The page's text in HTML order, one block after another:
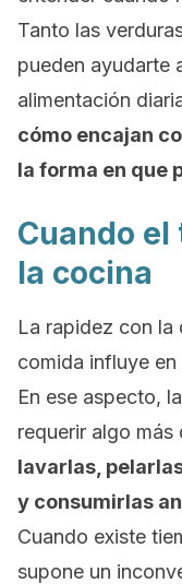
Tanto las
pueden ayudarte
alimentación
cómo encajan
la forma en que
Cuando
la cocina
La rapidez con la
comida influye
En ese aspecto,
requerir algo
lavarlas,
y consumirlas
Cuando existe
supone un